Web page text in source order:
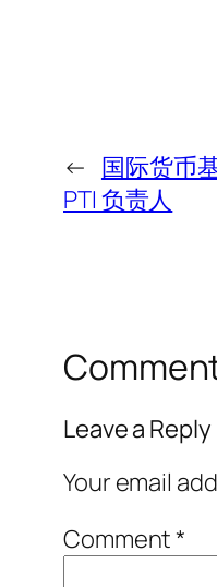
← 国际货币
PTI 负责人
Leave a Reply
Your email
Comment*